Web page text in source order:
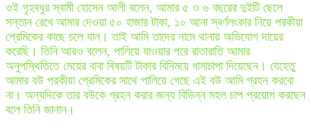
ওই গৃহবধুর স্বামী হোসেন আলী বলেন, আমার ৫ ও ৬ বছরের দুইটি ছেলে
সন্তান রেখে আমার দেওয়া ৫০ হাজার টাকা, ১০ আনা স্বর্ণলংকার নিয়ে পরকীয়া
প্রেমিকের কাছে চলে যান। তাই আমি তাদের নামে থানায় অভিযোগ দায়ের
করেছি। তিনি আরও বলেন, পালিয়ে যাওয়ার পরে রাতারাতি আমার
অনুপস্থিতিতে মেয়ের বাবা বিষয়টি টাকার বিনিময়ে ধামাচাপা দিয়েছেন। যেহেতু
আমার বউ পরকীয়া প্রেমিকের সাথে পালিয়ে গেছে এই বউ আমি গ্রহন করবো
না। অন্যদিকে তার বউকে গ্রহন করার জন্য বিভিন্ন মহল চাপ প্রয়োগ করছেন
বলে তিনি জানান।